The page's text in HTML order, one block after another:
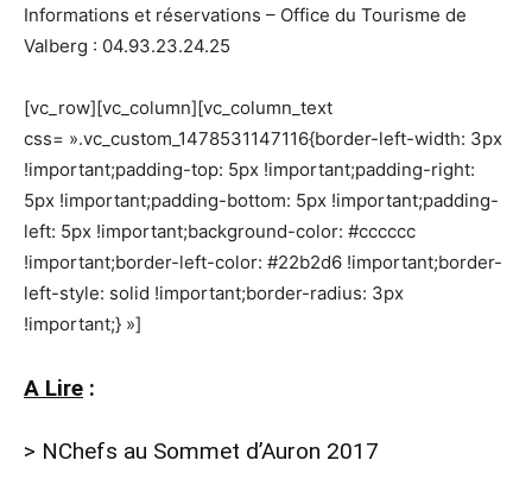
Informations et réservations – Office du Tourisme de
Valberg : 04.93.23.24.25
[vc_row][vc_column][vc_column_text
css= ».vc_custom_1478531147116{border-left-width: 3px
!important;padding-top: 5px !important;padding-right:
5px !important;padding-bottom: 5px !important;padding-
left: 5px !important;background-color: #cccccc
!important;border-left-color: #22b2d6 !important;border-
left-style: solid !important;border-radius: 3px
!important;} »]
A Lire :
> NChefs au Sommet d’Auron 2017